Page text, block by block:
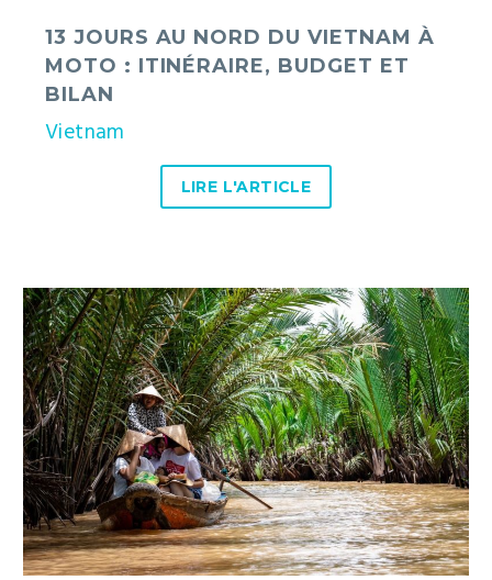
bilan
13 JOURS AU NORD DU VIETNAM À
MOTO : ITINÉRAIRE, BUDGET ET
BILAN
Vietnam
LIRE L'ARTICLE
Quoi
faire
et
voir
au
Vietnam
du
sud
?